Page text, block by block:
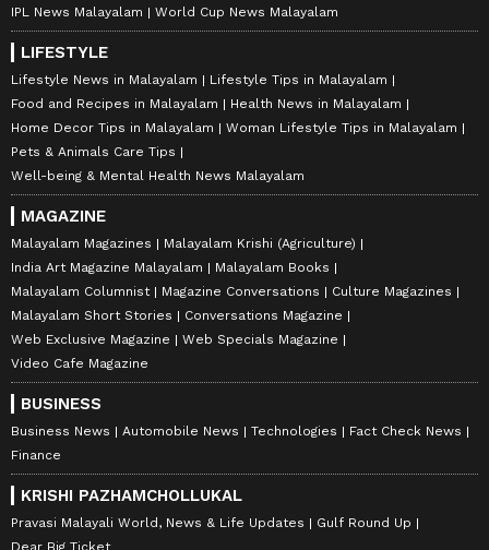
IPL News Malayalam
World Cup News Malayalam
LIFESTYLE
Lifestyle News in Malayalam
Lifestyle Tips in Malayalam
Food and Recipes in Malayalam
Health News in Malayalam
Home Decor Tips in Malayalam
Woman Lifestyle Tips in Malayalam
Pets & Animals Care Tips
Well-being & Mental Health News Malayalam
MAGAZINE
Malayalam Magazines
Malayalam Krishi (Agriculture)
India Art Magazine Malayalam
Malayalam Books
Malayalam Columnist
Magazine Conversations
Culture Magazines
Malayalam Short Stories
Conversations Magazine
Web Exclusive Magazine
Web Specials Magazine
Video Cafe Magazine
BUSINESS
Business News Automobile News Technologies
Fact Check News
Finance
KRISHI PAZHAMCHOLLUKAL
Pravasi Malayali World, News & Life Updates
Gulf Round Up